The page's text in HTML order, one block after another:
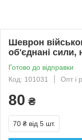
Шеврон
об'єднані сили,
Готово до відправки
Код: 101031
Опт і
80 ₴
70 ₴ від 5 шт.